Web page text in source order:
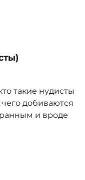
такие нудисты
добиваются
и вроде